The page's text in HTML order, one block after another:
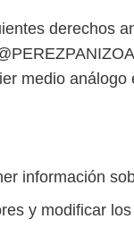
derechos
medio
información
y modificar